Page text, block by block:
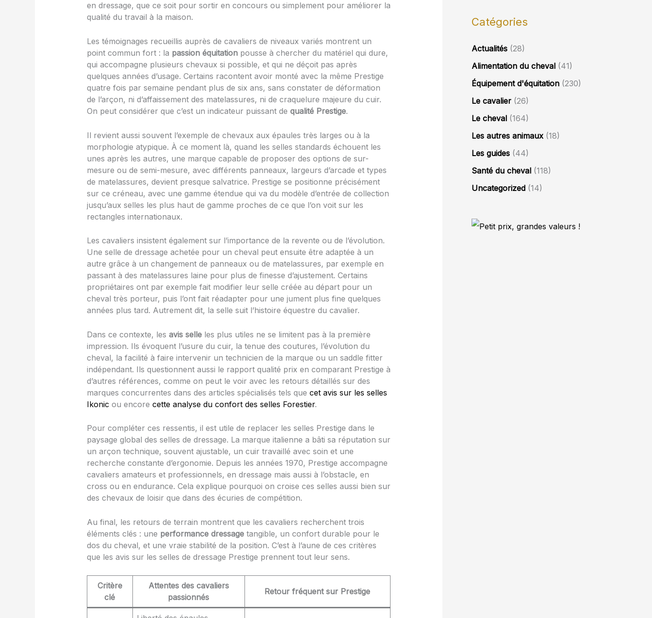
en dressage, que ce soit pour sortir en concours ou simplement pour améliorer la
qualité du travail à la maison.
Les témoignages recueillis auprès de cavaliers de niveaux variés montrent un
point commun fort : la passion équitationpousse à chercher du matériel qui dure,
qui accompagne plusieurs chevaux si possible, et qui ne déçoit pas après
quelques années d’usage. Certains racontent avoir monté avec la même Prestige
quatre fois par semaine pendant plus de six ans, sans constater de déformation
de l’arçon, ni d’affaissement des matelassures, ni de craquelure majeure du cuir.
On peut considérer que c’est un indicateur puissant de qualité Prestige.
Il revient aussi souvent l’exemple de chevaux aux épaules très larges ou à la
morphologie atypique. À ce moment là, quand les selles standards échouent les
unes après les autres, une marque capable de proposer des options de sur-
mesure ou de semi-mesure, avec différents panneaux, largeurs d’arcade et types
de matelassures, devient presque salvatrice. Prestige se positionne précisément
sur ce créneau, avec une gamme étendue qui va du modèle d’entrée de collection
jusqu’aux selles les plus haut de gamme proches de ce que l’on voit sur les
rectangles internationaux.
Les cavaliers insistent également sur l’importance de la revente ou de l’évolution.
Une selle de dressage achetée pour un cheval peut ensuite être adaptée à un
autre grâce à un changement de panneaux ou de matelassures, par exemple en
passant à des matelassures laine pour plus de finesse d’ajustement. Certains
propriétaires ont par exemple fait modifier leur selle créée au départ pour un
cheval très porteur, puis l’ont fait réadapter pour une jument plus fine quelques
années plus tard. Autrement dit, la selle suit l’histoire équestre du cavalier.
Dans ce contexte, les avis selleles plus utiles ne se limitent pas à la première
impression. Ils évoquent l’usure du cuir, la tenue des coutures, l’évolution du
cheval, la facilité à faire intervenir un technicien de la marque ou un saddle fitter
indépendant. Ils questionnent aussi le rapport qualité prix en comparant Prestige à
d’autres références, comme on peut le voir avec les retours détaillés sur des
marques concurrentes dans des articles spécialisés tels que cet avis sur les selles
Ikonic ou encore cette analyse du confort des selles Forestier.
Pour compléter ces ressentis, il est utile de replacer les selles Prestige dans le
paysage global des selles de dressage. La marque italienne a bâti sa réputation sur
un arçon technique, souvent ajustable, un cuir travaillé avec soin et une
recherche constante d’ergonomie. Depuis les années 1970, Prestige accompagne
cavaliers amateurs et professionnels, en dressage mais aussi à l’obstacle, en
cross ou en endurance. Cela explique pourquoi on croise ces selles aussi bien sur
des chevaux de loisir que dans des écuries de compétition.
Au final, les retours de terrain montrent que les cavaliers recherchent trois
éléments clés : une performance dressagetangible, un confort durable pour le
dos du cheval, et une vraie stabilité de la position. C’est à l’aune de ces critères
que les avis sur les selles de dressage Prestige prennent tout leur sens.
Critère
clé
Attentes des cavaliers
passionnés
Retour fréquent sur Prestige
Catégories
Actualités (28)
Alimentation du cheval (41)
Équipement d'équitation (230)
Le cavalier (26)
Le cheval (164)
Les autres animaux(18)
Les guides (44)
Santé du cheval (118)
Uncategorized (14)